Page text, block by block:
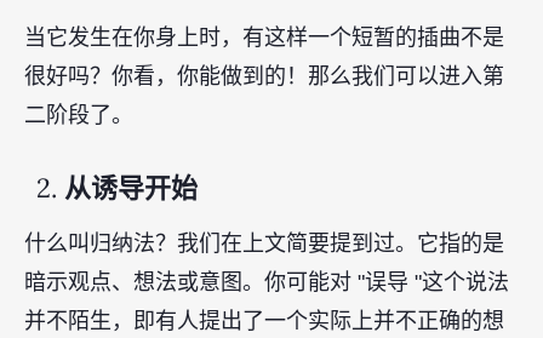
当它发生在你身上时，有这样一个短暂的插曲不是
很好吗？你看，你能做到的！那么我们可以进入第
二阶段了。
2. 从诱导开始
什么叫归纳法？我们在上文简要提到过。它指的是
暗示观点、想法或意图。你可能对 "误导 "这个说法
并不陌生，即有人提出了一个实际上并不正确的想